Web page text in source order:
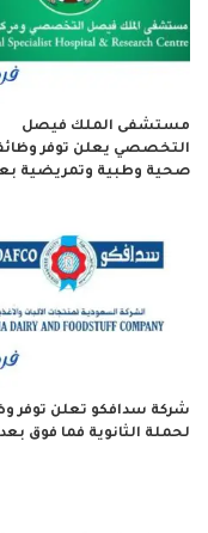
مستشفى الملك فيصل
التخصصي يعلن توفر
صحية وطبية وتمريضية
شركة سدافكو تعلن توفر
لحملة الثانوية فما فوق